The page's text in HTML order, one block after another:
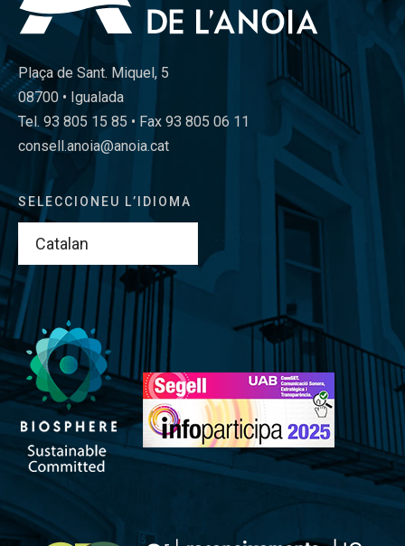
Plaça de Sant. Miquel, 5
08700 • Igualada
Tel. 93 805 15 85 • Fax 93 805 06 11
consell.anoia@anoia.cat
SELECCIONEU L’IDIOMA